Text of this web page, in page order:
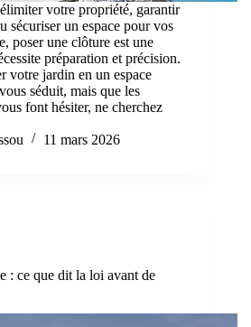
votre propriété, garantir
sécuriser un espace pour vos
poser une clôture est une
préparation et précision.
votre jardin en un espace
séduit, mais que les
font hésiter, ne cherchez
11 mars 2026
: ce que dit la loi avant de